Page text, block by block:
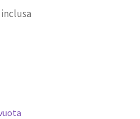
inclusa